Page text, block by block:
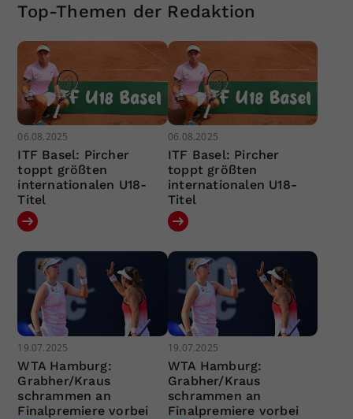
Top-Themen der Redaktion
06.08.2025
ITF Basel: Pircher
toppt größten
internationalen U18-
Titel
06.08.2025
ITF Basel: Pircher
toppt größten
internationalen U18-
Titel
19.07.2025
WTA Hamburg:
Grabher/Kraus
schrammen an
Finalpremiere vorbei
19.07.2025
WTA Hamburg:
Grabher/Kraus
schrammen an
Finalpremiere vorbei